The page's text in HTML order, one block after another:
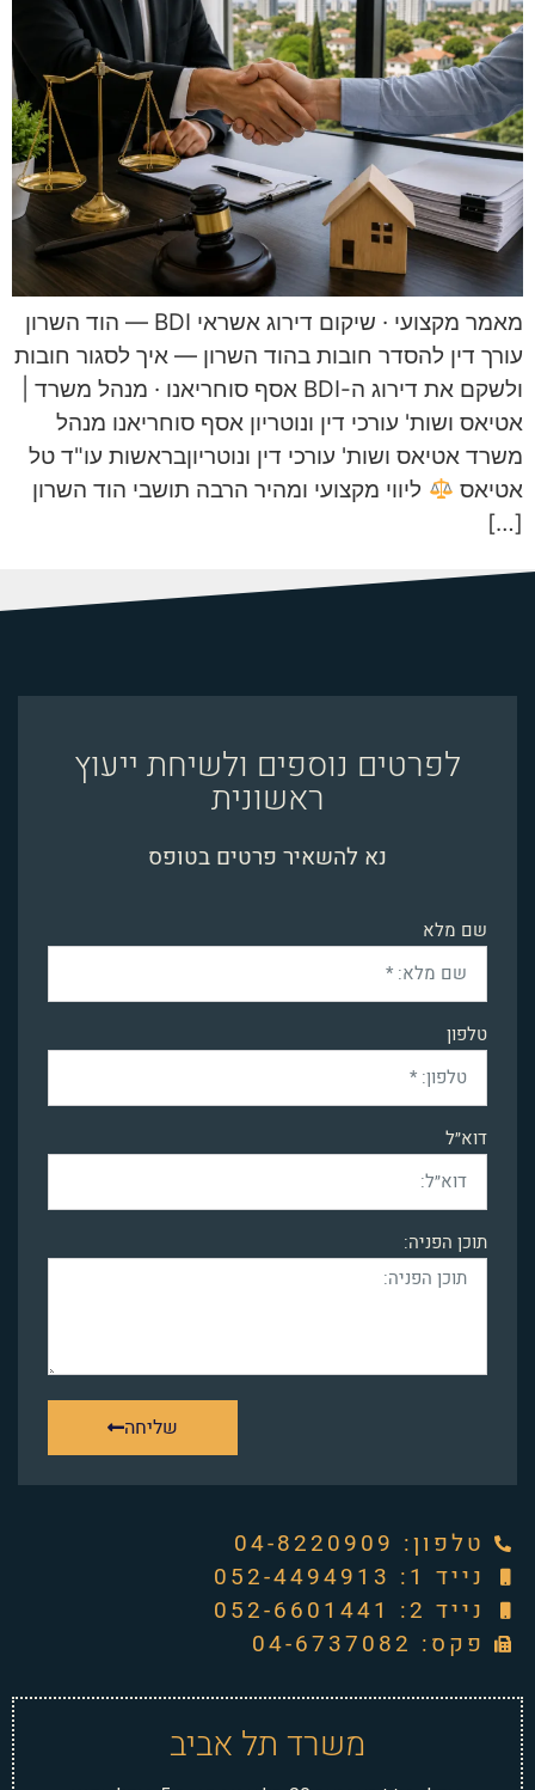
מאמר מקצועי · שיקום דירוג אשראי BDI — הוד השרון
עורך דין להסדר חובות בהוד השרון — איך לסגור חובות
ולשקם את דירוג ה-BDI אסף סוחריאנו · מנהל משרד |
אטיאס ושות' עורכי דין ונוטריון אסף סוחריאנו מנהל
משרד אטיאס ושות' עורכי דין ונוטריוןבראשות עו"ד טל
אטיאס
ליווי מקצועי ומהיר הרבה תושבי הוד השרון
[…]
לפרטים נוספים ולשיחת ייעוץ
ראשונית
נא להשאיר פרטים בטופס
שם מלא
טלפון
דוא״ל
תוכן הפניה:
שליחה
טלפון: ‭04-8220909‬
נייד 1: 052-4494913
נייד 2: 052-6601441
פקס: 04-6737082
משרד תל אביב